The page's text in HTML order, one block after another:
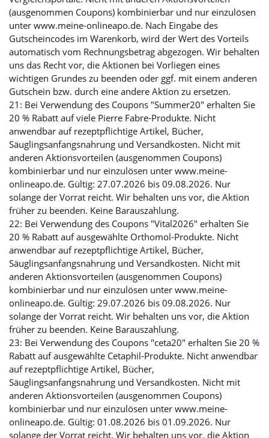
(ausgenommen Coupons) kombinierbar und nur einzulösen
unter www.meine-onlineapo.de. Nach Eingabe des
Gutscheincodes im Warenkorb, wird der Wert des Vorteils
automatisch vom Rechnungsbetrag abgezogen. Wir behalten
uns das Recht vor, die Aktionen bei Vorliegen eines
wichtigen Grundes zu beenden oder ggf. mit einem anderen
Gutschein bzw. durch eine andere Aktion zu ersetzen.
21: Bei Verwendung des Coupons "Summer20" erhalten Sie
20 % Rabatt auf viele Pierre Fabre-Produkte. Nicht
anwendbar auf rezeptpflichtige Artikel, Bücher,
Säuglingsanfangsnahrung und Versandkosten. Nicht mit
anderen Aktionsvorteilen (ausgenommen Coupons)
kombinierbar und nur einzulösen unter www.meine-
onlineapo.de. Gültig: 27.07.2026 bis 09.08.2026. Nur
solange der Vorrat reicht. Wir behalten uns vor, die Aktion
früher zu beenden. Keine Barauszahlung.
22: Bei Verwendung des Coupons "Vital2026" erhalten Sie
20 % Rabatt auf ausgewählte Orthomol-Produkte. Nicht
anwendbar auf rezeptpflichtige Artikel, Bücher,
Säuglingsanfangsnahrung und Versandkosten. Nicht mit
anderen Aktionsvorteilen (ausgenommen Coupons)
kombinierbar und nur einzulösen unter www.meine-
onlineapo.de. Gültig: 29.07.2026 bis 09.08.2026. Nur
solange der Vorrat reicht. Wir behalten uns vor, die Aktion
früher zu beenden. Keine Barauszahlung.
23: Bei Verwendung des Coupons "ceta20" erhalten Sie 20 %
Rabatt auf ausgewählte Cetaphil-Produkte. Nicht anwendbar
auf rezeptpflichtige Artikel, Bücher,
Säuglingsanfangsnahrung und Versandkosten. Nicht mit
anderen Aktionsvorteilen (ausgenommen Coupons)
kombinierbar und nur einzulösen unter www.meine-
onlineapo.de. Gültig: 01.08.2026 bis 01.09.2026. Nur
solange der Vorrat reicht. Wir behalten uns vor, die Aktion